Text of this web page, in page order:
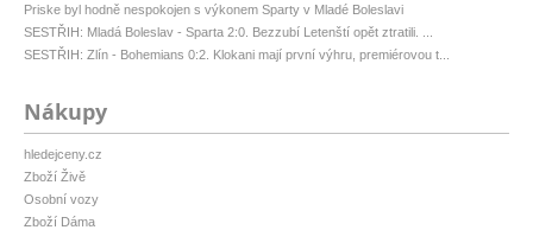
Priske byl hodně nespokojen s výkonem Sparty v Mladé Boleslavi
SESTŘIH: Mladá Boleslav - Sparta 2:0. Bezzubí Letenští opět ztratili. ...
SESTŘIH: Zlín - Bohemians 0:2. Klokani mají první výhru, premiérovou t...
Nákupy
hledejceny.cz
Zboží Živě
Osobní vozy
Zboží Dáma